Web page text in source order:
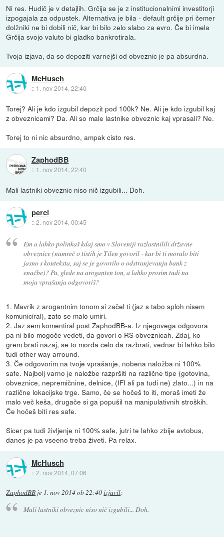
Ni res. Hudič je v detajlih. Grčija se je z institucionalnimi investitorji
izpogajala za odpustek. Alternativa je bila - default grčije pri čemer
dolžniki ne bi dobili nič, kar bi bilo zelo slabo za evro. Če bi imela
Grčija svojo valuto bi gladko bankrotirala.
Tvoja izjava, da so depoziti varnejši od obveznic je pa absurdna.
McHusch
:: 1. nov 2014, 22:40
Torej? Ali je kdo izgubil depozit pod 100k? Ne. Ali je kdo izgubil kaj
z obveznicami? Da. Ali so male lastnike obveznic kaj vprasali? Ne.
Torej to ni nic absurdno, ampak cisto res.
ZaphodBB
:: 1. nov 2014, 22:40
Mali lastniki obveznic niso nič izgubili... Doh.
perci
::2. nov 2014, 00:45
Em a lahko polinkaš kdaj smo v Sloveniji razlastnilili državne
obveznice (namreč o tistih je Tilen govoril - kar bi ti moralo biti
jasno s konteksta, saj se je govorilo o odstranjevanju bank z
enačbe)? Pa, glede na aroganten ton, a lahko prosim tudi na
moja vprašanja odgovoriš?
1. Mavrik z arogantnim tonom si začel ti (jaz s tabo sploh nisem
komuniciral), zato se malo umiri.
2. Jaz sem komentiral post ZaphodBB-a. Iz njegovega odgovora
pa ni bilo mogoče vedeti, da govori o RS obveznicah. Zdaj, ko
grem brati nazaj, se to morda celo da razbrati, vednar bi lahko bilo
tudi other way arround.
3. Če odgovorim na tvoje vprašanje, nobena naložba ni 100%
safe. Najbolj varno je naložbe razpršiti na različne tipe (gotovina,
obveznice, nepremičnine, delnice, (IFI ali pa tudi ne) zlato...) in na
različne lokacijske trge. Samo, če se hočeš to iti, moraš imeti že
malo več keša, drugače si ga popušil na manipulativnih stroških.
Če hočeš biti res safe.
Sicer pa tudi življenje ni 100% safe, jutri te lahko zbije avtobus,
danes je pa vseeno treba živeti. Pa relax.
McHusch
::2. nov 2014, 07:06
ZaphodBB je 1. nov 2014 ob 22:40izjavil:
Mali lastniki obveznic niso nič izgubili... Doh.